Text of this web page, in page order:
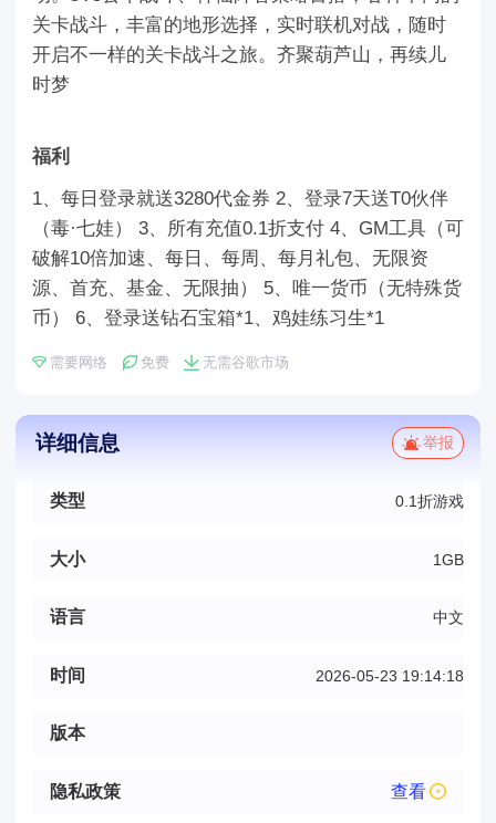
关卡战斗，丰富的地形选择，实时联机对战，随时
开启不一样的关卡战斗之旅。齐聚葫芦山，再续儿
时梦
福利
1、每日登录就送3280代金券 2、登录7天送T0伙伴
（毒·七娃） 3、所有充值0.1折支付 4、GM工具（可
破解10倍加速、每日、每周、每月礼包、无限资
源、首充、基金、无限抽） 5、唯一货币（无特殊货
币） 6、登录送钻石宝箱*1、鸡娃练习生*1
需要网络 免费 无需谷歌市场
详细信息 举报
类型 0.1折游戏
大小 1GB
语言 中文
时间 2026-05-23 19:14:18
版本
隐私政策 查看